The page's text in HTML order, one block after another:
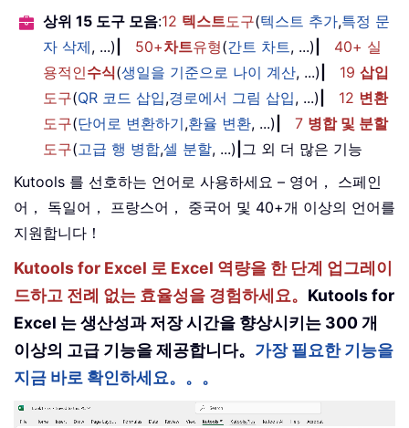
상위 15 도구 모음:12 텍스트도구(텍스트 추가,특정 문
자 삭제, ...) 50+차트유형(간트 차트, ...)
40+ 실
용적인수식(생일을 기준으로 나이 계산, ...) 19 삽입
도구(QR 코드 삽입,경로에서 그림 삽입, ...) 12 변환
도구(단어로 변환하기,환율 변환, ...) 7 병합 및 분할
도구(고급 행 병합,셀 분할, ...) 그 외 더 많은 기능
Kutools 를 선호하는 언어로 사용하세요 – 영어， 스페인
어， 독일어， 프랑스어， 중국어 및 40+개 이상의 언어를
지원합니다！
Kutools for Excel 로 Excel 역량을 한 단계 업그레이
드하고 전례 없는 효율성을 경험하세요。 Kutools for
Excel 는 생산성과 저장 시간을 향상시키는 300 개
이상의 고급 기능을 제공합니다。 가장 필요한 기능을
지금 바로 확인하세요。。。